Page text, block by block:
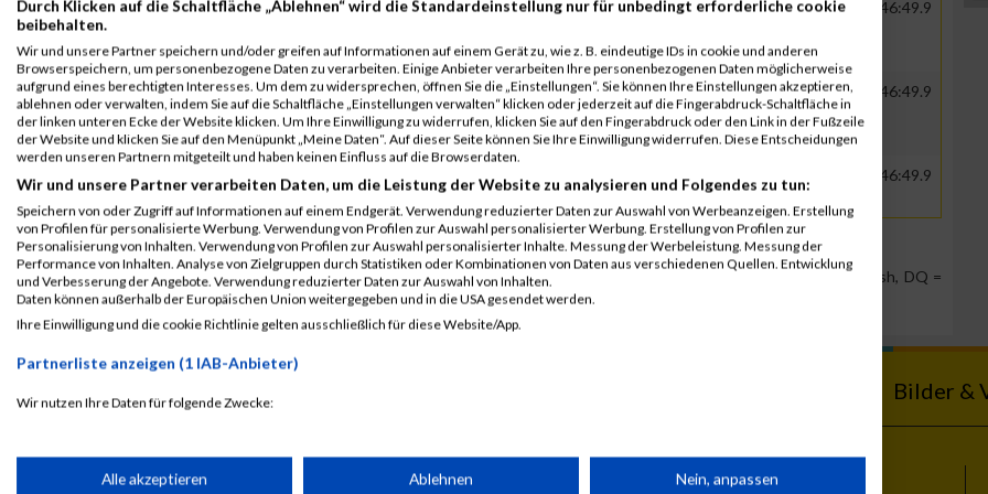
B2Run Nürnberg
Einzelwertung
männlich
3021 Dietmar Lamprecht 0000 GER
CSC JÄKLECHEMIE GmbH &
00:39:30.6 01:46:49.9
B2Run Nürnberg
Teamwertung
männlich
3021 Dietmar Lamprecht 0000 GER
CSC JÄKLECHEMIE GmbH &
Co.KG
00:39:30.6 01:46:49.9
B2Run Nürnberg Dietmar Lamprecht GER
CSC JÄKLECHEMIE GmbH &
Co.KG
01:46:49.9
Legende:
GPos = Geschlechter Position, KPos = Kategorie Position, TPos = Team Position, DNS = Did not start, DNF = Did not finish, DQ =
Disqualifiziert
Laufsport Anmeldung Bilder &
Durch Klicken auf die Schaltfläche „Ablehnen“ wird die Standardeinstellung nur für unbedingt erforderliche cookie
beibehalten.
Wir und unsere Partner speichern und/oder greifen auf Informationen auf einem Gerät zu, wie z. B. eindeutige IDs in cookie und anderen
Browserspeichern, um personenbezogene Daten zu verarbeiten. Einige Anbieter verarbeiten Ihre personenbezogenen Daten möglicherweise
aufgrund eines berechtigten Interesses. Um dem zu widersprechen, öffnen Sie die „Einstellungen“. Sie können Ihre Einstellungen akzeptieren,
ablehnen oder verwalten, indem Sie auf die Schaltfläche „Einstellungen verwalten“ klicken oder jederzeit auf die Fingerabdruck-Schaltfläche in
der linken unteren Ecke der Website klicken. Um Ihre Einwilligung zu widerrufen, klicken Sie auf den Fingerabdruck oder den Link in der Fußzeile
der Website und klicken Sie auf den Menüpunkt „Meine Daten“. Auf dieser Seite können Sie Ihre Einwilligung widerrufen. Diese Entscheidungen
werden unseren Partnern mitgeteilt und haben keinen Einfluss auf die Browserdaten.
Wir und unsere Partner verarbeiten Daten, um die Leistung der Website zu analysieren und Folgendes zu tun:
Speichern von oder Zugriff auf Informationen auf einem Endgerät. Verwendung reduzierter Daten zur Auswahl von Werbeanzeigen. Erstellung
von Profilen für personalisierte Werbung. Verwendung von Profilen zur Auswahl personalisierter Werbung. Erstellung von Profilen zur
Personalisierung von Inhalten. Verwendung von Profilen zur Auswahl personalisierter Inhalte. Messung der Werbeleistung. Messung der
Performance von Inhalten. Analyse von Zielgruppen durch Statistiken oder Kombinationen von Daten aus verschiedenen Quellen. Entwicklung
und Verbesserung der Angebote. Verwendung reduzierter Daten zur Auswahl von Inhalten.
Daten können außerhalb der Europäischen Union weitergegeben und in die USA gesendet werden.
Ihre Einwilligung und die cookie Richtlinie gelten ausschließlich für diese Website/App.
Partnerliste anzeigen (1 IAB-Anbieter)
Wir nutzen Ihre Daten für folgende Zwecke:
Speichern von oder Zugriff auf Informationen auf einem Endgerät
Alle akzeptieren Ablehnen Nein, anpassen